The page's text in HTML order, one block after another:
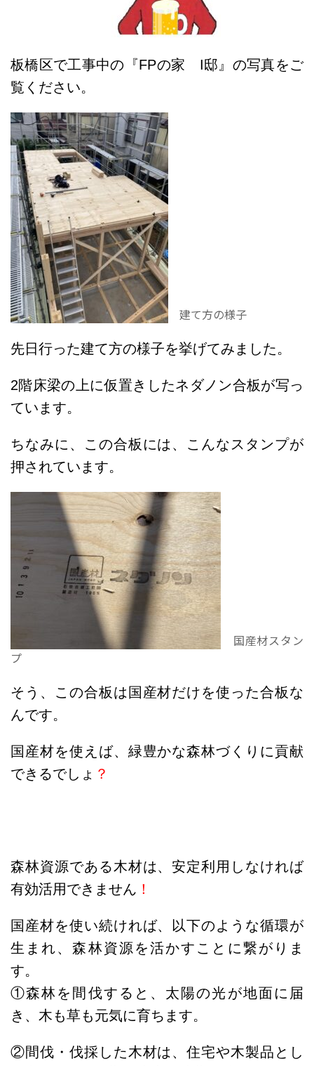
板橋区で工事中の『FPの家 I邸』の写真をご
覧ください。
建て方の様子
先日行った建て方の様子を挙げてみました。
2階床梁の上に仮置きしたネダノン合板が写っ
ています。
ちなみに、この合板には、こんなスタンプが
押されています。
国産材スタン
プ
そう、この合板は国産材だけを使った合板な
んです。
国産材を使えば、緑豊かな森林づくりに貢献
できるでしょ ？
森林資源である木材は、安定利用しなければ
有効活用できません ！
国産材を使い続ければ、以下のような循環が
生まれ、森林資源を活かすことに繋がりま
す。
①森林を間伐すると、太陽の光が地面に届
き、木も草も元気に育ちます。
②間伐・伐採した木材は、住宅や木製品とし